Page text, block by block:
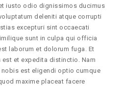
iusto odio dignissimos ducimus
deleniti atque corrupti
excepturi sint occaecati
sunt in culpa qui officia
laborum et dolorum fuga. Et
est et expedita distinctio. Nam
est eligendi optio cumque
maxime placeat facere